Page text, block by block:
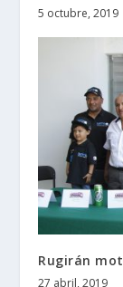
5 octubre, 2019
Rugirán
27 abril, 2019